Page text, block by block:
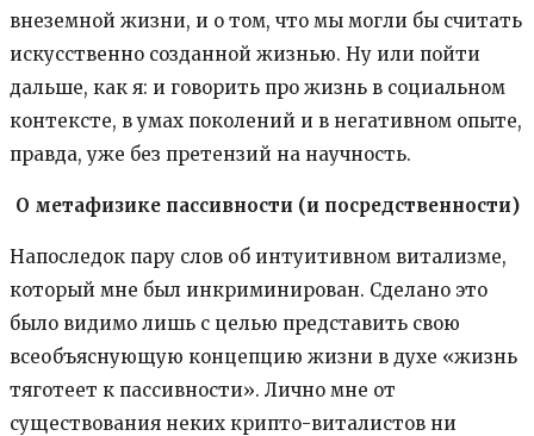
внеземной жизни, и о том, что мы могли бы считать
искусственно созданной жизнью. Ну или пойти
дальше, как я: и говорить про жизнь в социальном
контексте, в умах поколений и в негативном опыте,
правда, уже без претензий на научность.
О метафизике пассивности (и посредственности)
Напоследок пару слов об интуитивном витализме,
который мне был инкриминирован. Сделано это
было видимо лишь с целью представить свою
всеобъяснующую концепцию жизни в духе «жизнь
тяготеет к пассивности». Лично мне от
существования неких крипто-виталистов ни